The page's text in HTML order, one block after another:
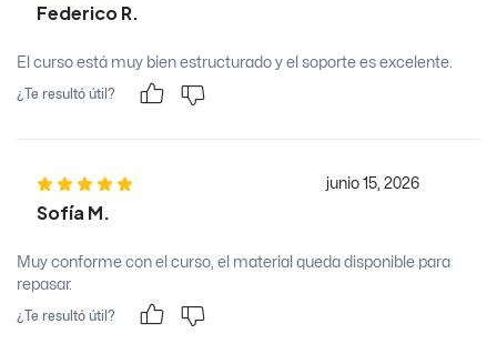
Federico R.
El curso está muy bien estructurado y el soporte es excelente.
¿Te resultó útil?
Sofía M.
junio 15, 2026
Muy conforme con el curso, el material queda disponible para
repasar.
¿Te resultó útil?